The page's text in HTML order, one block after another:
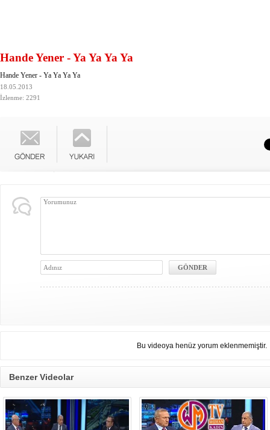
Hande Yener - Ya Ya Ya Ya
Hande Yener - Ya Ya Ya Ya
18.05.2013
İzlenme: 2291
Bu videoya henüz yorum eklenmemiştir.
Benzer Videolar